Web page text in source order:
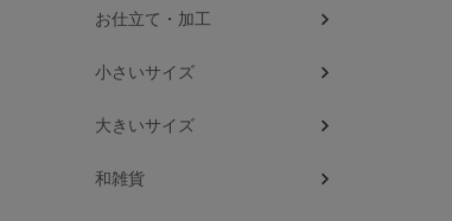
お仕立て・加工
小さいサイズ
大きいサイズ
和雑貨